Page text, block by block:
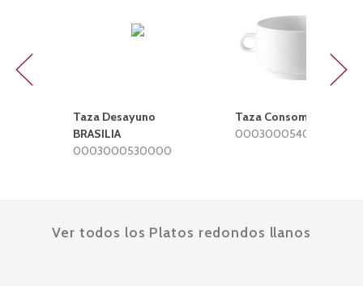
Taza Desayuno
BRASILIA
0003000530000
Taza Consomé
0003000540000
Ver todos los Platos redondos llanos